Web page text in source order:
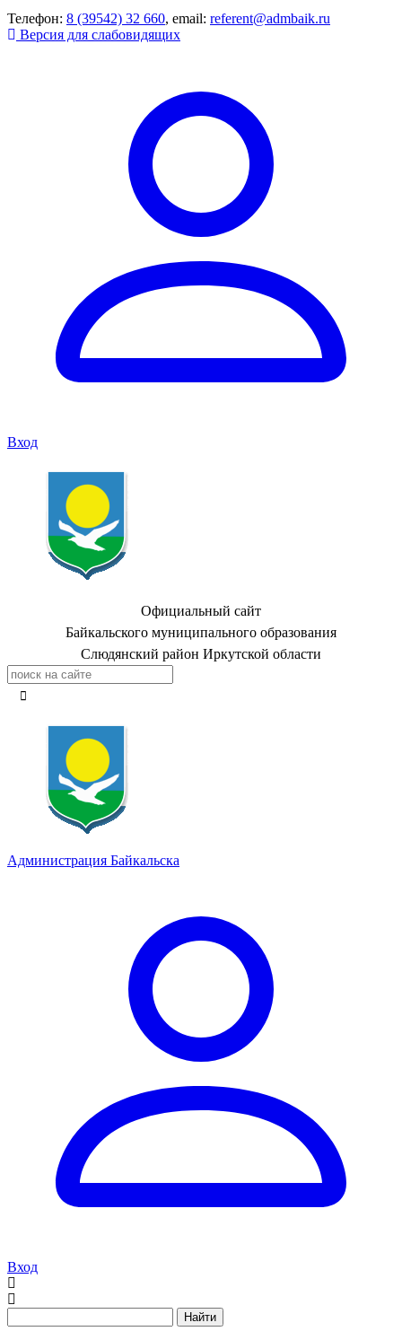
Телефон: 8 (39542) 32 660, email: referent@admbaik.ru
Версия для слабовидящих
Вход
Официальный сайт
Байкальского муниципального образования
Слюдянский район Иркутской области
Администрация Байкальска
Вход
Найти